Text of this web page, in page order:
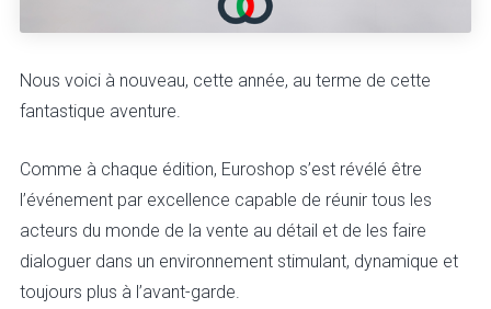
Nous voici à nouveau, cette année, au terme de cette
fantastique aventure.
Comme à chaque édition, Euroshop s’est révélé être
l’événement par excellence capable de réunir tous les
acteurs du monde de la vente au détail et de les faire
dialoguer dans un environnement stimulant, dynamique et
toujours plus à l’avant-garde.